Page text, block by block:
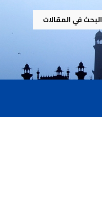
البحث في المقالات